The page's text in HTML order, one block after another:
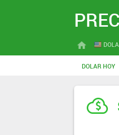
DOLAR HOY